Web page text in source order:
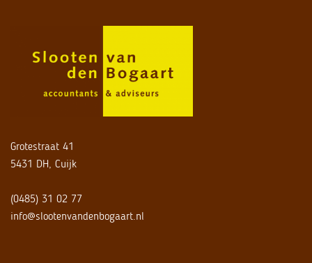
Grotestraat 41
5431 DH, Cuijk
(0485) 31 02 77
info@slootenvandenbogaart.nl